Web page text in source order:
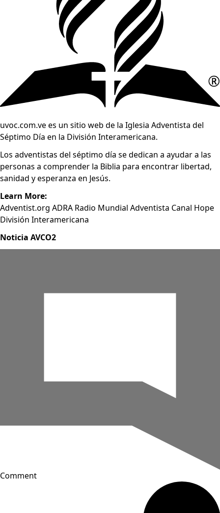
uvoc.com.ve es un sitio web de la Iglesia Adventista del
Séptimo Día en la División Interamericana.
Los adventistas del séptimo día se dedican a ayudar a las
personas a comprender la Biblia para encontrar libertad,
sanidad y esperanza en Jesús.
Learn More:
Adventist.org ADRA Radio Mundial Adventista Canal Hope
División Interamericana
Noticia AVCO2
Comment